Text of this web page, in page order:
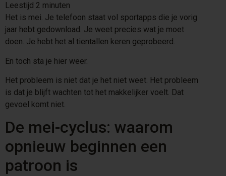
Het is mei. Je telefoon staat vol sportapps die je vorig
jaar hebt gedownload. Je weet precies wat je moet
doen. Je hebt het al tientallen keren geprobeerd.
En toch sta je hier weer.
Het probleem is niet dat je het niet weet. Het probleem
is dat je blijft wachten tot het makkelijker voelt. Dat
gevoel komt niet.
De mei-cyclus: waarom
opnieuw beginnen een
patroon is